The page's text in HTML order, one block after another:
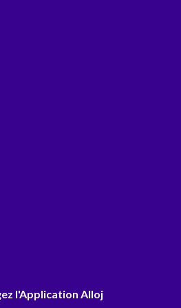
l'Application Alloj